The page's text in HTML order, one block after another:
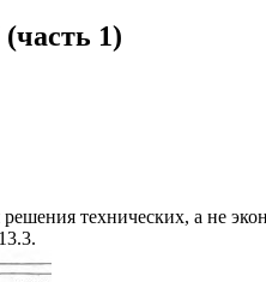
1)
технических, а не